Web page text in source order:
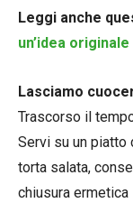
Leggi anche
un’idea
Lasciamo
Trascorso il
Servi su un piatto
torta salata,
chiusura